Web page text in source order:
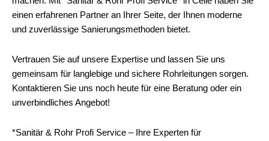
einen erfahrenen Partner an Ihrer Seite, der Ihnen moderne
und zuverlässige Sanierungsmethoden bietet.
Vertrauen Sie auf unsere Expertise und lassen Sie uns
gemeinsam für langlebige und sichere Rohrleitungen sorgen.
Kontaktieren Sie uns noch heute für eine Beratung oder ein
unverbindliches Angebot!
*Sanitär & Rohr Profi Service – Ihre Experten für